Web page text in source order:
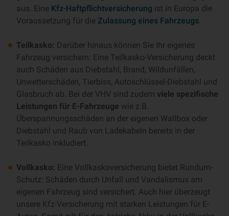
aus. Eine Kfz-Haftpflichtversicherung ist in Europa die
Voraussetzung für die Zulassung eines Fahrzeugs.
Teilkasko: Darüber hinaus können Sie Ihr eigenes
Fahrzeug versichern: Eine Teilkasko-Versicherung deckt
auch Schäden aus Diebstahl, Brand, Wildunfällen,
Unwetterschäden, Tierbiss, Autoschlüssel-Diebstahl und
Glasbruch ab. Bei der VHV sind zudem viele spezifische
Leistungen für E-Fahrzeuge wie z.B.
Überspannungsschäden an der eigenen Wallbox oder
Diebstahl und Raub von Ladekabeln bereits in der
Teilkasko inkludiert.
Vollkasko: Eine Vollkaskoversicherung bietet Rundum-
Schutz: Schäden durch Unfall und Vandalismus am
eigenen Fahrzeug sind versichert. Auch hier überzeugt
unsere Kfz-Versicherung mit starken Leistungen für E-